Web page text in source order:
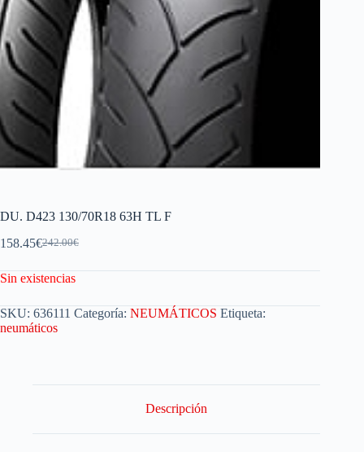
DU. D423 130/70R18 63H TL F
242.00€
158.45€
Sin existencias
SKU: 636111 Categoría: NEUMÁTICOS Etiqueta:
neumáticos
Descripción